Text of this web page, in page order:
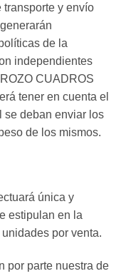
transporte y envío
de la
independientes
CUADROS
tener en cuenta el
se deban enviar los
de los mismos.
única y
estipulan en la
por venta.
por parte nuestra de